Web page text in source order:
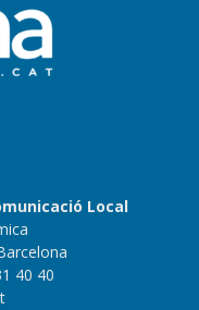
Local
40 40